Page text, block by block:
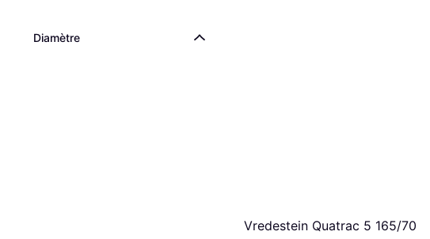
Diamètre
Vredestein Quatrac 5 165/70